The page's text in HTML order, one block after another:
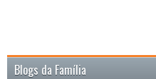
Blogs da Família